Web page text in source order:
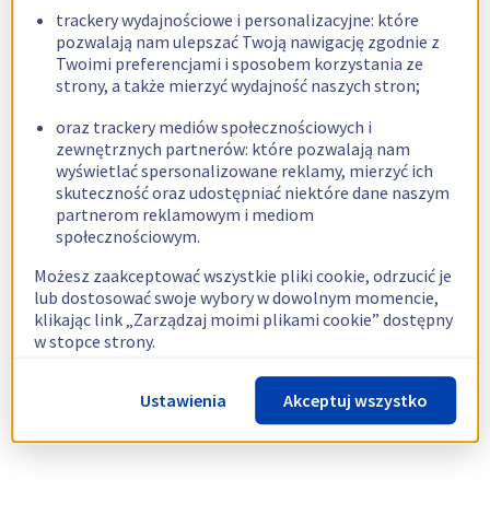
trackery wydajnościowe i personalizacyjne: które
pozwalają nam ulepszać Twoją nawigację zgodnie z
Twoimi preferencjami i sposobem korzystania ze
strony, a także mierzyć wydajność naszych stron;
oraz trackery mediów społecznościowych i
zewnętrznych partnerów: które pozwalają nam
wyświetlać spersonalizowane reklamy, mierzyć ich
skuteczność oraz udostępniać niektóre dane naszym
partnerom reklamowym i mediom
społecznościowym.
Możesz zaakceptować wszystkie pliki cookie, odrzucić je
lub dostosować swoje wybory w dowolnym momencie,
klikając link „Zarządzaj moimi plikami cookie” dostępny
w stopce strony.
Więcej informacji znajdziesz w naszejpolityce
dotyczącej wykorzystywania plików cookie.
Ustawienia Akceptuj wszystko